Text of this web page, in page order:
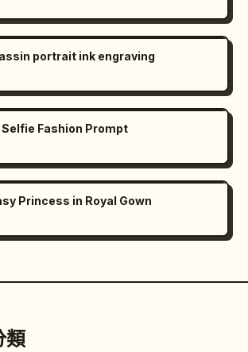
portrait ink engraving
Fashion Prompt
Princess in Royal Gown
類